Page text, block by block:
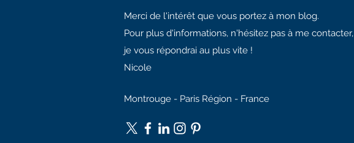
Merci de l'intérêt que vous portez à mon blog.
Pour plus d'informations, n'hésitez pas à me contacter,
je vous répondrai au plus vite !
Nicole
Montrouge - Paris Région - France